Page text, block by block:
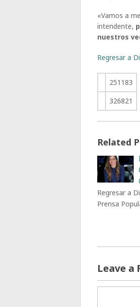
«Vamos a
intendente,
nuestros
Regresar a
251183
326821
Related
Regresar a
Prensa
Leave a